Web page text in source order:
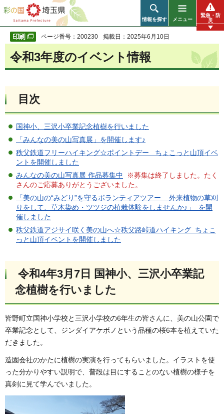
彩の国 埼玉県
情報を探す メニュー
緊急・防
災
ページ番号：200230 掲載日：2025年6月10日
令和3年度のイベント情報
目次
国神小、三沢小卒業記念植樹を行いました
「みんなの美の山写真展」を開催します♪
秩父鉄道フリーハイキング☆ポイントデー ちょこっと山頂イベ
ントを開催しました
みんなの美の山写真展 作品募集中 ※募集は終了しました。たく
さんのご応募ありがとうございました。
「美の山の“みどり”を守るボランティアツアー 外来植物の草刈
りをして、草木染め・ツツジの植栽体験をしませんか♪」 を開
催しました
秩父鉄道アジサイ咲く美の山へ☆秩父路峠道ハイキング ちょこ
っと山頂イベントを開催しました
令和4年3月7日 国神小、三沢小卒業記
念植樹を行いました
皆野町立国神小学校と三沢小学校の6年生の皆さんに、美の山公園で
卒業記念として、ジンダイアケボノという品種の桜6本を植えていた
だきました。
造園会社のかたに植樹の実演を行ってもらいました。イラストを使
った分かりやすい説明で、普段は目にすることのない植樹の様子を
真剣に見て学んでいました。